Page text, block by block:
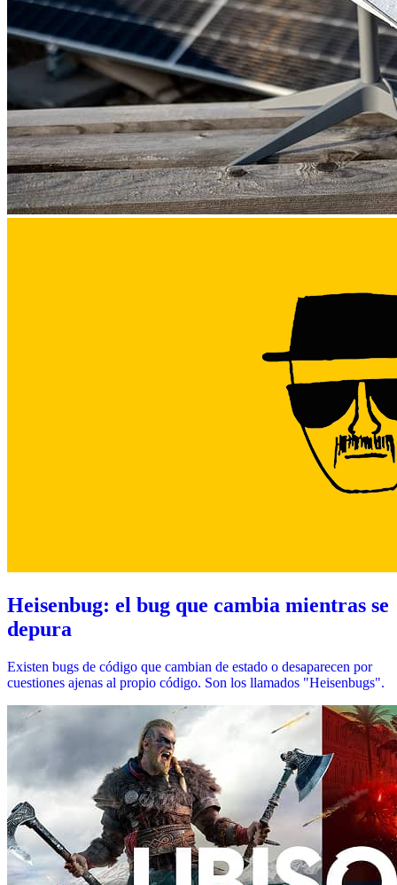
Heisenbug: el bug que cambia mientras se
depura
Existen bugs de código que cambian de estado o desaparecen por
cuestiones ajenas al propio código. Son los llamados "Heisenbugs".